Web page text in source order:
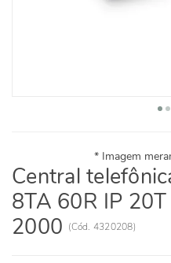
Central
8TA 60R IP
2000 (Cód. 4320208)